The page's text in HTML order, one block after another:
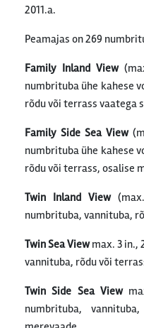
2011.a.
Peamajas on 269
Family Inland View
numbrituba ühe kahese
rõdu või terrass vaatega
Family Side Sea View
numbrituba ühe kahese
rõdu või terrass, osalise
Twin Inland View
numbrituba, vannituba,
Twin Sea Viewmax. 3 in.,
vannituba, rõdu või
Twin Side Sea View
numbrituba,